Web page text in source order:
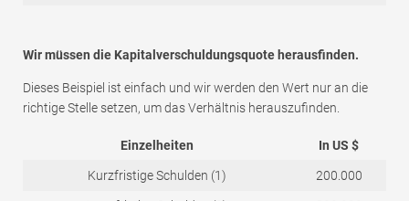
Wir müssen die Kapitalverschuldungsquote herausfinden.
Dieses Beispiel ist einfach und wir werden den Wert nur an die
richtige Stelle setzen, um das Verhältnis herauszufinden.
Einzelheiten In US $
Kurzfristige Schulden (1) 200.000